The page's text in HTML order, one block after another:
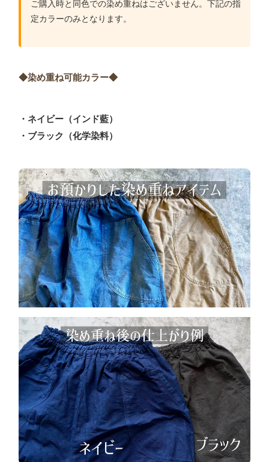
ご購入時と同色での染め重ねはございません。下記の指
定カラーのみとなります。
◆染め重ね可能カラー◆
・ネイビー（インド藍）
・ブラック（化学染料）